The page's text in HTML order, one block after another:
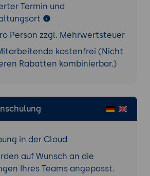
Termin und
Person zzgl. Mehrwertsteuer
kostenfrei (Nicht
Rabatten kombinierbar.)
in der Cloud
auf Wunsch an die
Ihres Teams angepasst.